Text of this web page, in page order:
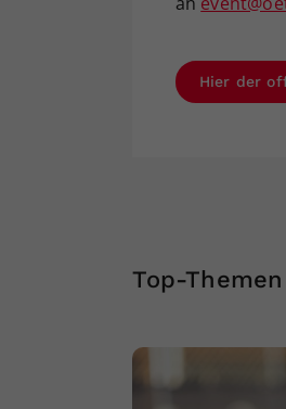
Hier der
Top-